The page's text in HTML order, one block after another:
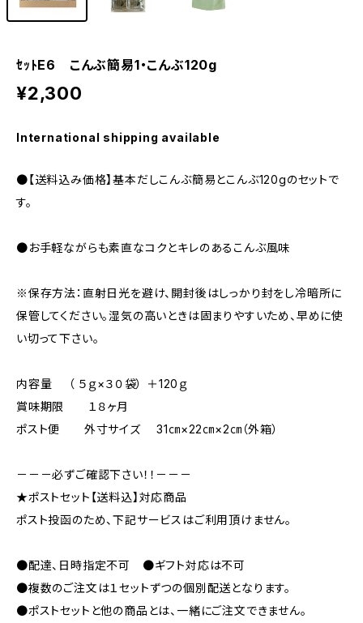
ｾｯﾄE6 こんぶ簡易1・こんぶ120g
¥2,300
International shipping available
●【送料込み価格】基本だしこんぶ簡易とこんぶ120gのセットで
す。
●お手軽ながらも素直なコクとキレのあるこんぶ風味
※保存方法：直射日光を避け、開封後はしっかり封をし冷暗所に
保管してください。湿気の高いときは固まりやすいため、早めに使
い切って下さい。
内容量 （ ５ｇ×３０袋） ＋120ｇ
賞味期限 １８ヶ月
ポスト便 外寸サイズ 31㎝×22㎝×2㎝（外箱）
－－－必ずご確認下さい！！－－－
★ポストセット【送料込】対応商品
ポスト投函のため、下記サービスはご利用頂けません。
●配達、日時指定不可 ●ギフト対応は不可
●複数のご注文は１セットずつの個別配送となります。
●ポストセットと他の商品とは、一緒にご注文できません。